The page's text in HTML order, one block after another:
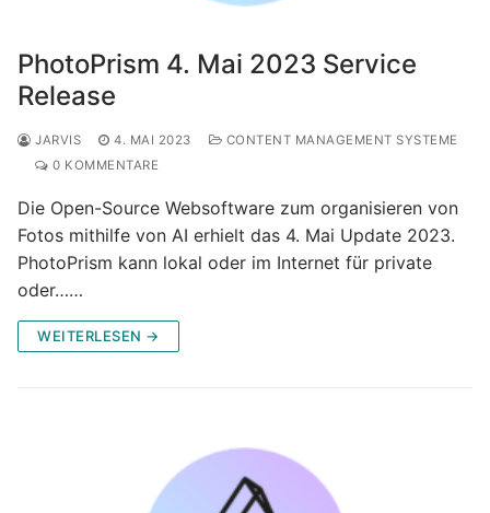
PhotoPrism 4. Mai 2023 Service
Release
JARVIS 4. MAI 2023
CONTENT MANAGEMENT SYSTEME
0 KOMMENTARE
Die Open-Source Websoftware zum organisieren von
Fotos mithilfe von AI erhielt das 4. Mai Update 2023.
PhotoPrism kann lokal oder im Internet für private
oder……
WEITERLESEN →